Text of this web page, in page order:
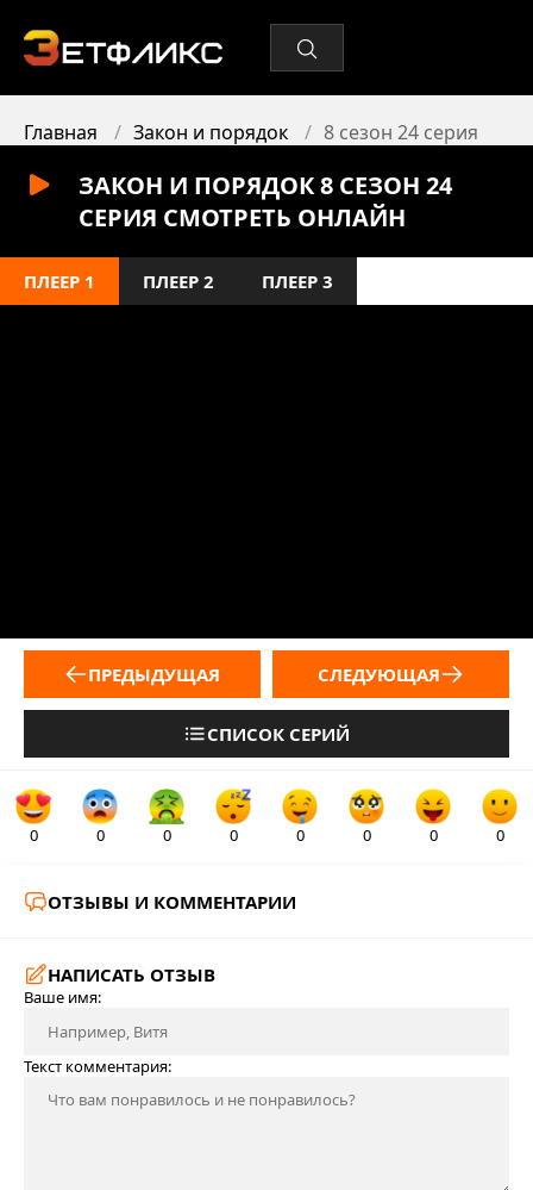
Главная Закон и порядок 8 сезон 24 серия
ЗАКОН И ПОРЯДОК 8 СЕЗОН 24
СЕРИЯ СМОТРЕТЬ ОНЛАЙН
ПЛЕЕР 1 ПЛЕЕР 2 ПЛЕЕР 3
ПРЕДЫДУЩАЯ
СПИСОК СЕРИЙ
СЛЕДУЮЩАЯ
0 0 0 0 0 0 0 0
ОТЗЫВЫ И КОММЕНТАРИИ
НАПИСАТЬ ОТЗЫВ
Ваше имя:
Текст комментария: